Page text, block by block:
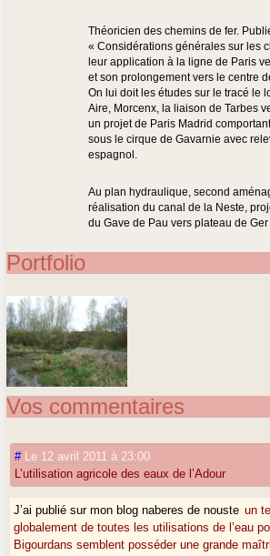
Théoricien des chemins de fer.
« Considérations générales sur les
leur application à la ligne de Paris
et son prolongement vers le centre
On lui doit les études sur le tracé le
Aire, Morcenx, la liaison de Tarbes
un projet de Paris Madrid
sous le cirque de Gavarnie avec
espagnol.
Au plan hydraulique, second
réalisation du canal de la Neste,
du Gave de Pau vers plateau de Ger
Portfolio
Vos commentaires
#
Le 12 avril 2011 à 23:00
L’utilisation agricole des eaux de l’Adour
J’ai publié sur mon blog naberes de nouste un
globalement de toutes les utilisations de l’eau
Bigourdans semblent posséder une grande